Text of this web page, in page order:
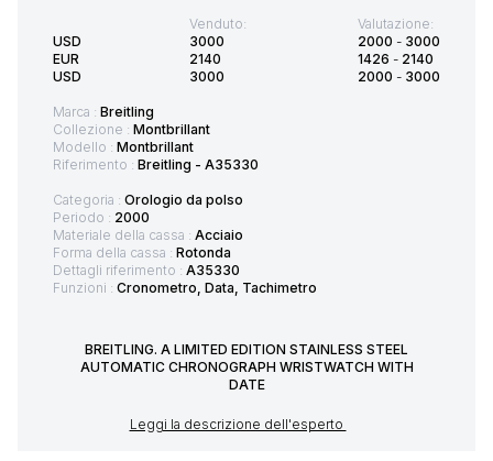
USD
EUR
USD
Venduto:
3000
2140
3000
Valutazione:
2000 - 3000
1426 - 2140
2000 - 3000
Marca : Breitling
Collezione : Montbrillant
Modello : Montbrillant
Riferimento : Breitling - A35330
Categoria : Orologio da polso
Periodo : 2000
Materiale della cassa : Acciaio
Forma della cassa : Rotonda
Dettagli riferimento : A35330
Funzioni : Cronometro, Data, Tachimetro
BREITLING. A LIMITED EDITION STAINLESS STEEL
AUTOMATIC CHRONOGRAPH WRISTWATCH WITH
DATE
Leggi la descrizione dell'esperto